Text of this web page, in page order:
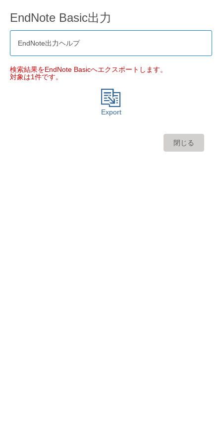
EndNote Basic出力
EndNote出力ヘルプ
検索結果をEndNote Basicへエクスポートします。
対象は1件です。
Export